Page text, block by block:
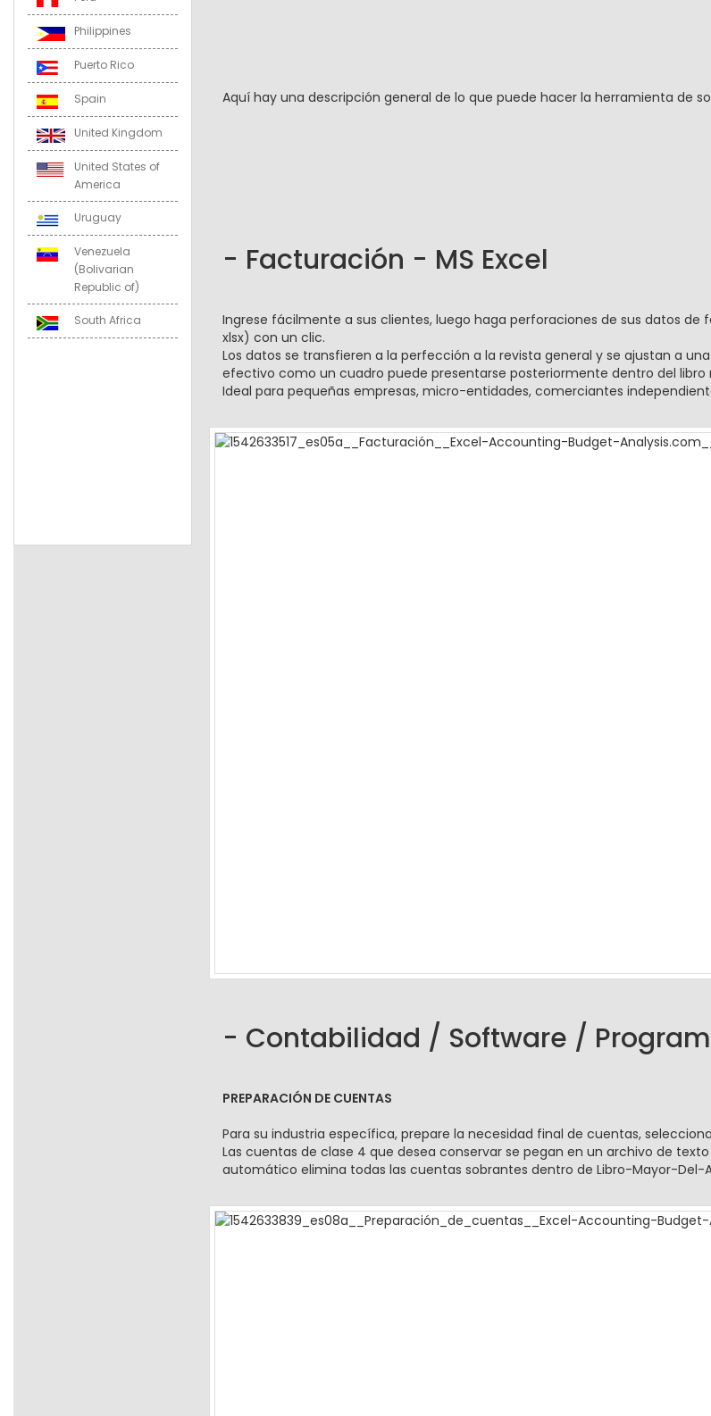
Philippines
Puerto Rico
Spain
United Kingdom
United States of
America
Uruguay
Venezuela
(Bolivarian
Republic of)
South Africa
Aquí hay una descripción general de lo que puede hacer la herramienta de
- Facturación - MS Excel
Ingrese fácilmente a sus clientes, luego haga perforaciones de sus datos
xlsx) con un clic.
Los datos se transfieren a la perfección a la revista general y se ajustan a
efectivo como un cuadro puede presentarse posteriormente dentro del
Ideal para pequeñas empresas, micro-entidades, comerciantes
- Contabilidad / Software /
PREPARACIÓN DE CUENTAS
Para su industria específica, prepare la necesidad final de cuentas,
Las cuentas de clase 4 que desea conservar se pegan en un archivo de
automático elimina todas las cuentas sobrantes dentro de Libro-Mayor-Del-